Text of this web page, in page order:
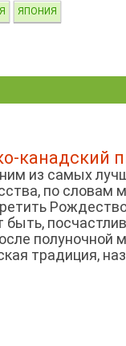
ЯПОНИЯ
канадский
из самых
по словам
полуночной
традиция,